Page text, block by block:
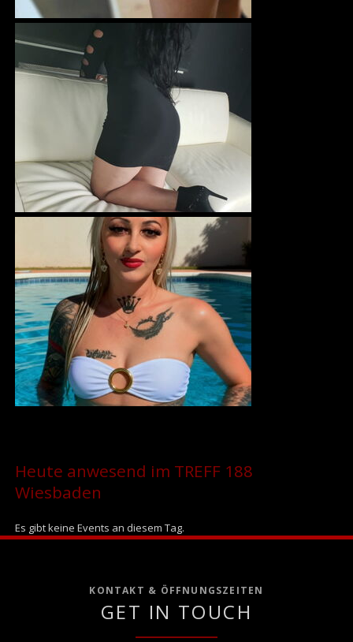
Heute anwesend im TREFF 188
Wiesbaden
Es gibt keine Events an diesem Tag.
KONTAKT & ÖFFNUNGSZEITEN
GET IN TOUCH